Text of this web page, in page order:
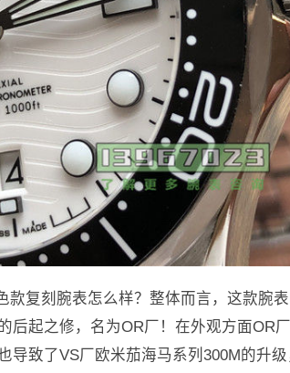
款复刻腕表怎么样？整体而言，这款腕
后起之修，名为OR厂！在外观方面OR
导致了VS厂欧米茄海马系列300M的升